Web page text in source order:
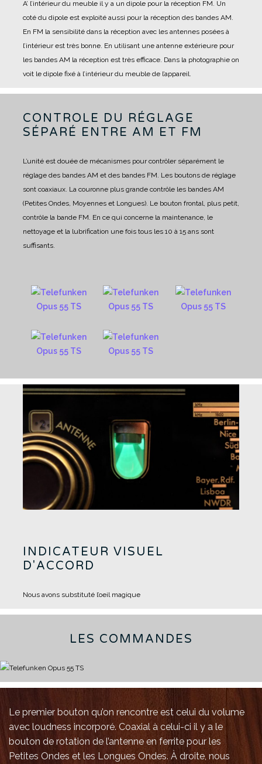
A’ l’intérieur du meuble il y a un dipole pour la réception FM. Un
coté du dipole est exploité aussi pour la réception des bandes AM.
En FM la sensibilité dans la réception avec les antennes posées à
l’intérieur est très bonne. En utilisant une antenne extérieure pour
les bandes AM la réception est très efficace. Dans la photographie on
voit le dipole fixé à l’intérieur du meuble de l’appareil.
CONTROLE DU RÉGLAGE
SÉPARÉ ENTRE AM ET FM
L’unité est douée de mécanismes pour contrôler séparément le
réglage des bandes AM et des bandes FM. Les boutons de réglage
sont coaxiaux. La couronne plus grande contrôle les bandes AM
(Petites Ondes, Moyennes et Longues). Le bouton frontal, plus petit,
contrôle la bande FM. En ce qui concerne la maintenance, le
nettoyage et la lubrification une fois tous les 10 à 15 ans sont
suffisants.
INDICATEUR VISUEL
D'ACCORD
Nous avons substituté l’oeil magique
LES COMMANDES
Le premier bouton qu’on rencontre est celui du volume
avec loudness incorporé. Coaxial à celui-ci il y a le
bouton de rotation de l’antenne en ferrite pour les
Petites Ondes et les Longues Ondes.À droite, nous